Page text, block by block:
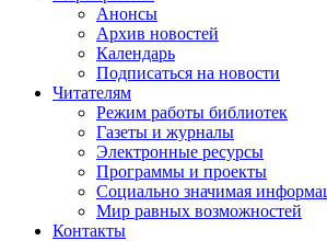
Анонсы
Архив новостей
Календарь
Подписаться на новости
Читателям
Режим работы библиотек
Газеты и журналы
Электронные ресурсы
Программы и проекты
Социально значимая
Мир равных возможностей
Контакты